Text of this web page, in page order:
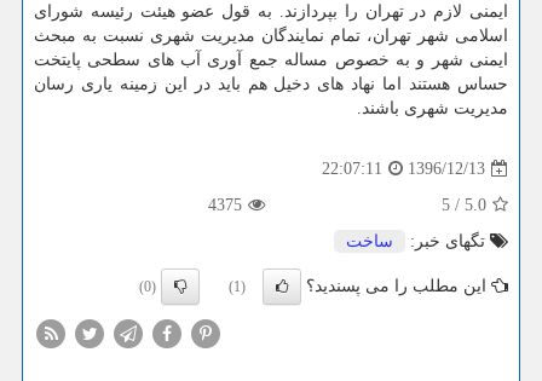
ایمنی لازم در تهران را بپردازند. به قول عضو هیئت رئیسه شورای
اسلامی شهر تهران، تمام نمایندگان مدیریت شهری نسبت به مبحث
ایمنی شهر و به خصوص مساله جمع آوری آب های سطحی پایتخت
حساس هستند اما نهاد های دخیل هم باید در این زمینه یاری رسان
مدیریت شهری باشند.
1396/12/13
22:07:11
5.0
/
5
4375
تگهای خبر:
ساخت
این مطلب را می پسندید؟ (1)
(0)